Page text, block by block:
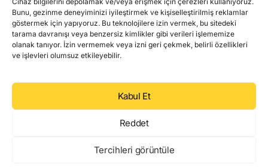
Bunu, gezinme deneyiminizi iyileştirmek ve kişiselleştirilmiş reklamlar
göstermek için yapıyoruz. Bu teknolojilere izin vermek, bu sitedeki
tarama davranışı veya benzersiz kimlikler gibi verileri işlememize
olanak tanıyor. İzin vermemek veya izni geri çekmek, belirli özellikleri
ve işlevleri olumsuz etkileyebilir.
Kabul Et
Reddet
Tercihleri görüntüle
Gaming Coinleri
RWA Coinleri
DeFi Coinleri
DePIN Coinleri
Metaverse Coinleri
Web 3.0 Coinleri
Coin Türevleri